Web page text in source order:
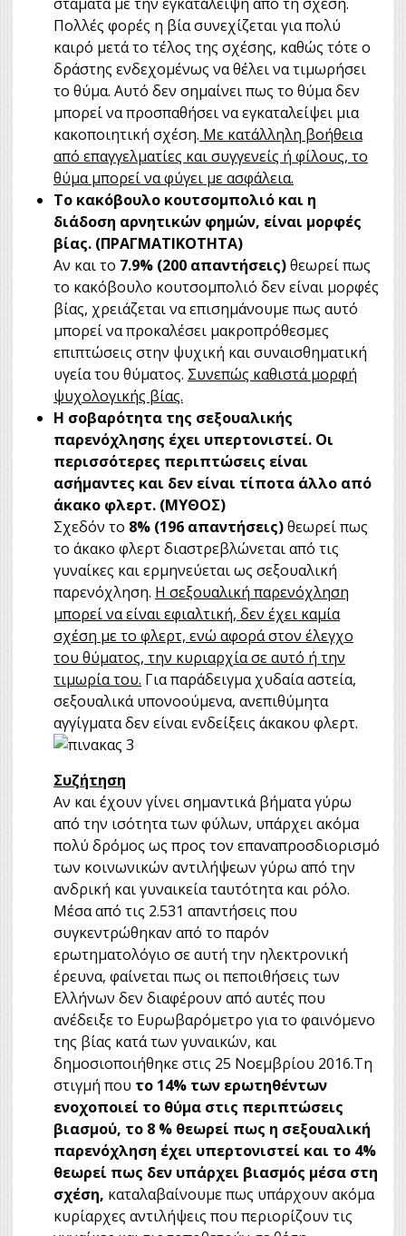
Πολλές φορές η βία συνεχίζεται για πολύ
καιρό μετά το τέλος της σχέσης, καθώς τότε ο
δράστης ενδεχομένως να θέλει να τιμωρήσει
το θύμα. Αυτό δεν σημαίνει πως το θύμα δεν
μπορεί να προσπαθήσει να εγκαταλείψει μια
κακοποιητική σχέση. Με κατάλληλη βοήθεια
από επαγγελματίες και συγγενείς ή φίλους, το
θύμα μπορεί να φύγει με ασφάλεια.
Το κακόβουλο κουτσομπολιό και η
διάδοση αρνητικών φημών, είναι μορφές
βίας. (ΠΡΑΓΜΑΤΙΚΟΤΗΤΑ)
Αν και το 7.9% (200 απαντήσεις)θεωρεί πως
το κακόβουλο κουτσομπολιό δεν είναι μορφές
βίας, χρειάζεται να επισημάνουμε πως αυτό
μπορεί να προκαλέσει μακροπρόθεσμες
επιπτώσεις στην ψυχική και συναισθηματική
υγεία του θύματος. Συνεπώς καθιστά μορφή
ψυχολογικής βίας.
Η σοβαρότητα της σεξουαλικής
παρενόχλησης έχει υπερτονιστεί. Οι
περισσότερες περιπτώσεις είναι
ασήμαντες και δεν είναι τίποτα άλλο από
άκακο φλερτ. (ΜΥΘΟΣ)
Σχεδόν το 8% (196 απαντήσεις)θεωρεί πως
το άκακο φλερτ διαστρεβλώνεται από τις
γυναίκες και ερμηνεύεται ως σεξουαλική
παρενόχληση. Η σεξουαλική παρενόχληση
μπορεί να είναι εφιαλτική, δεν έχει καμία
σχέση με το φλερτ, ενώ αφορά στον έλεγχο
του θύματος, την κυριαρχία σε αυτό ή την
τιμωρία του. Για παράδειγμα χυδαία αστεία,
σεξουαλικά υπονοούμενα, ανεπιθύμητα
αγγίγματα δεν είναι ενδείξεις άκακου φλερτ.
Συζήτηση
Αν και έχουν γίνει σημαντικά βήματα γύρω
από την ισότητα των φύλων, υπάρχει ακόμα
πολύ δρόμος ως προς τον επαναπροσδιορισμό
των κοινωνικών αντιλήψεων γύρω από την
ανδρική και γυναικεία ταυτότητα και ρόλο.
Μέσα από τις 2.531 απαντήσεις που
συγκεντρώθηκαν από το παρόν
ερωτηματολόγιο σε αυτή την ηλεκτρονική
έρευνα, φαίνεται πως οι πεποιθήσεις των
Ελλήνων δεν διαφέρουν από αυτές που
ανέδειξε το Ευρωβαρόμετρο για το φαινόμενο
της βίας κατά των γυναικών, και
δημοσιοποιήθηκε στις 25 Νοεμβρίου 2016.Τη
στιγμή που το 14% των ερωτηθέντων
ενοχοποιεί το θύμα στις περιπτώσεις
βιασμού, το 8 % θεωρεί πως η σεξουαλική
παρενόχληση έχει υπερτονιστεί και το 4%
θεωρεί πως δεν υπάρχει βιασμός μέσα στη
σχέση, καταλαβαίνουμε πως υπάρχουν ακόμα
κυρίαρχες αντιλήψεις που περιορίζουν τις